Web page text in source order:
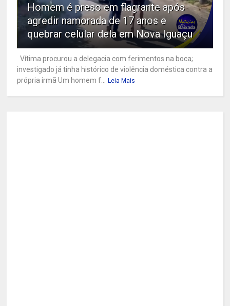
Homem é preso em flagrante após
agredir namorada de 17 anos e
quebrar celular dela em Nova Iguaçu
Vítima procurou a delegacia com ferimentos na boca;
investigado já tinha histórico de violência doméstica contra a
própria irmã Um homem f...
Leia Mais